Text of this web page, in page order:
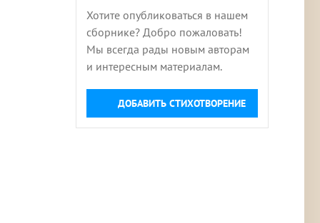
Хотите опубликоваться в нашем
сборнике? Добро пожаловать!
Мы всегда рады новым авторам
и интересным материалам.
ДОБАВИТЬ СТИХОТВОРЕНИЕ